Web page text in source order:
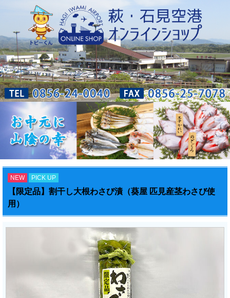
NEW PICK UP
【限定品】割干し大根わさび漬（葵屋 匹見産茎わさび使
用）